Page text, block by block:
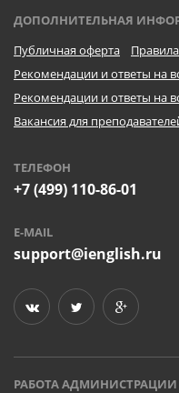
ДОПОЛНИТЕЛЬНАЯ
Публичная оферта
Рекомендации и ответы на
Рекомендации и ответы на
Вакансия для
ТЕЛЕФОН
+7 (499) 110-86-01
E-MAIL
support@ienglish.ru
РАБОТА АДМИНИСТРАЦИИ